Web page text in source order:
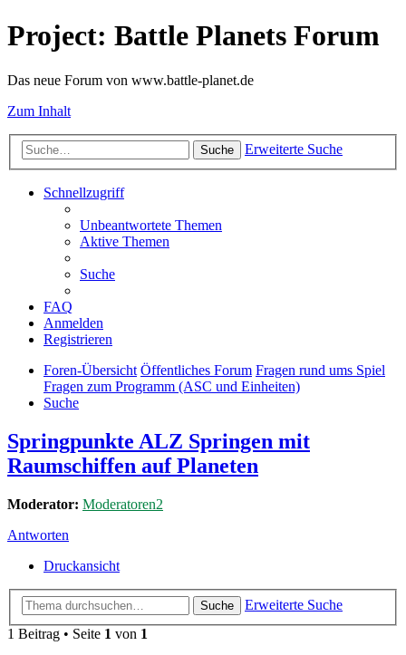
Project: Battle Planets Forum
Das neue Forum von www.battle-planet.de
Zum Inhalt
Suche Erweiterte Suche
Schnellzugriff
Unbeantwortete Themen
Aktive Themen
Suche
FAQ
Anmelden
Registrieren
Foren-Übersicht Öffentliches Forum Fragen rund ums Spiel
Fragen zum Programm (ASC und Einheiten)
Suche
Springpunkte ALZ Springen mit
Raumschiffen auf Planeten
Moderator: Moderatoren2
Antworten
Druckansicht
Suche
Erweiterte Suche
1 Beitrag • Seite 1 von 1